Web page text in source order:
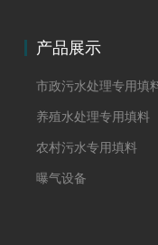
产品展示
市政污水处理专用填
养殖水处理专用填料
农村污水专用填料
曝气设备